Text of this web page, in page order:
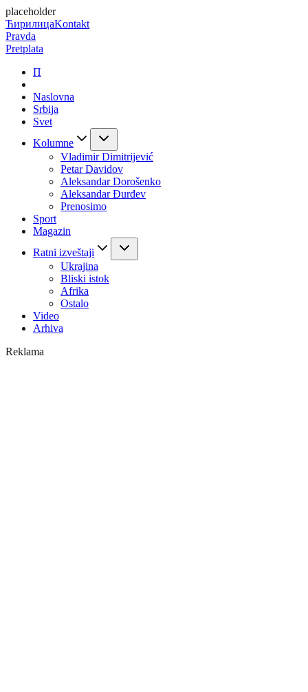
placeholder
ЋирилицаKontakt
Pravda
Pretplata
П
Naslovna
Srbija
Svet
Kolumne
Vladimir Dimitrijević
Petar Davidov
Aleksandar Dorošenko
Aleksandar Đurđev
Prenosimo
Sport
Magazin
Ratni izveštaji
Ukrajina
Bliski istok
Afrika
Ostalo
Video
Arhiva
Reklama